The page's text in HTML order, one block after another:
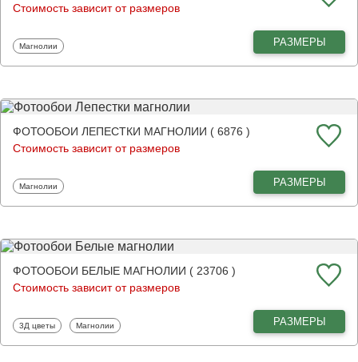
Стоимость зависит от размеров
Фотообои
Магнолии РАЗМЕРЫ
ФОТООБОИ ЛЕПЕСТКИ МАГНОЛИИ ( 6876 )
Стоимость зависит от размеров
Фотообои
Магнолии РАЗМЕРЫ
ФОТООБОИ БЕЛЫЕ МАГНОЛИИ ( 23706 )
Стоимость зависит от размеров
Фотообои
3Д цветы Фотообои
Магнолии РАЗМЕРЫ